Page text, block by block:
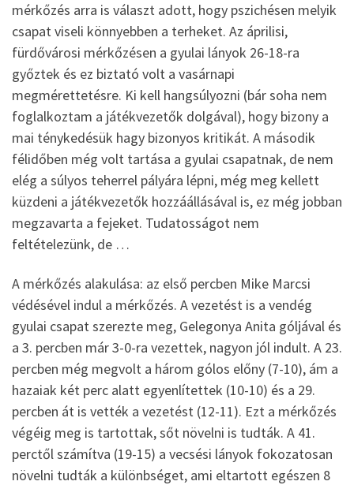
mérkőzés arra is választ adott, hogy pszichésen melyik
csapat viseli könnyebben a terheket. Az áprilisi,
fürdővárosi mérkőzésen a gyulai lányok 26-18-ra
győztek és ez biztató volt a vasárnapi
megmérettetésre. Ki kell hangsúlyozni (bár soha nem
foglalkoztam a játékvezetők dolgával), hogy bizony a
mai ténykedésük hagy bizonyos kritikát. A második
félidőben még volt tartása a gyulai csapatnak, de nem
elég a súlyos teherrel pályára lépni, még meg kellett
küzdeni a játékvezetők hozzáállásával is, ez még jobban
megzavarta a fejeket. Tudatosságot nem
feltételezünk, de …
A mérkőzés alakulása: az első percben Mike Marcsi
védésével indul a mérkőzés. A vezetést is a vendég
gyulai csapat szerezte meg, Gelegonya Anita góljával és
a 3. percben már 3-0-ra vezettek, nagyon jól indult. A 23.
percben még megvolt a három gólos előny (7-10), ám a
hazaiak két perc alatt egyenlítettek (10-10) és a 29.
percben át is vették a vezetést (12-11). Ezt a mérkőzés
végéig meg is tartottak, sőt növelni is tudták. A 41.
perctől számítva (19-15) a vecsési lányok fokozatosan
növelni tudták a különbséget, ami eltartott egészen 8